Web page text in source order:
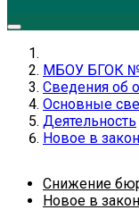
МБОУ БГОК №
Сведения об
Основные
Деятельность
Новое в
Снижение
Новое в